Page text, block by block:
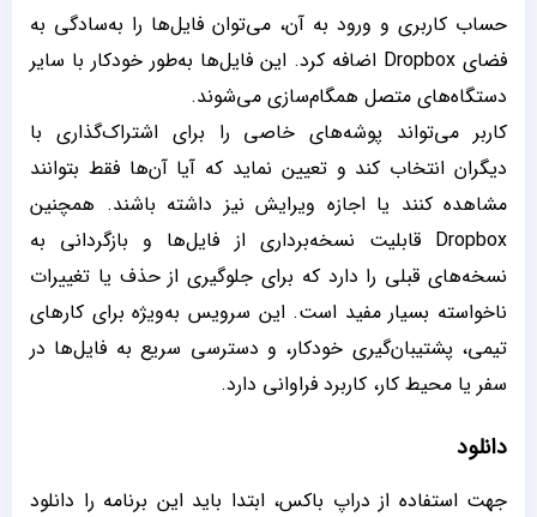
حساب کاربری و ورود به آن، می‌توان فایل‌ها را به‌سادگی به
فضای Dropbox اضافه کرد. این فایل‌ها به‌طور خودکار با سایر
دستگاه‌های متصل همگام‌سازی می‌شوند.
کاربر می‌تواند پوشه‌های خاصی را برای اشتراک‌گذاری با
دیگران انتخاب کند و تعیین نماید که آیا آن‌ها فقط بتوانند
مشاهده کنند یا اجازه ویرایش نیز داشته باشند. همچنین
Dropbox قابلیت نسخه‌برداری از فایل‌ها و بازگردانی به
نسخه‌های قبلی را دارد که برای جلوگیری از حذف یا تغییرات
ناخواسته بسیار مفید است. این سرویس به‌ویژه برای کارهای
تیمی، پشتیبان‌گیری خودکار، و دسترسی سریع به فایل‌ها در
سفر یا محیط کار، کاربرد فراوانی دارد.
دانلود
جهت استفاده از دراپ باکس، ابتدا باید این برنامه را دانلود